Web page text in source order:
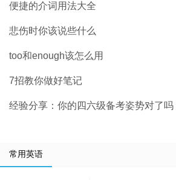
便捷的介词用法大全
悲伤时你该说些什么
too和enough该怎么用
7招教你做好笔记
经验分享：你的四六级备考姿势对了吗
常用英语